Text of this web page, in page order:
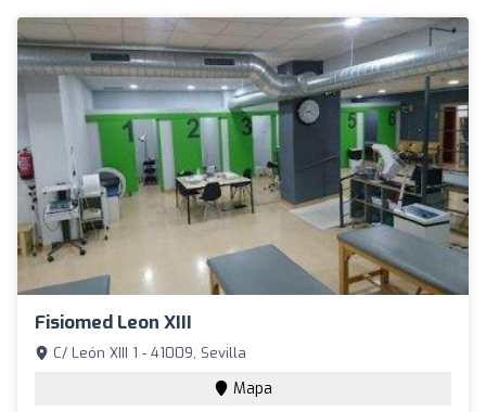
Fisiomed Leon XIII
C/ León XIII 1 - 41009, Sevilla
Mapa